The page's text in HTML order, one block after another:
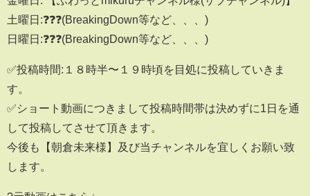
土曜日:❓❓❓(BreakingDown等など、、、)
日曜日:❓❓❓(BreakingDown等など、、、)
✅投稿時間:１８時半〜１９時頃を目処に投稿していきま
す。
✅ショート動画につきまして投稿時間帯は決めずに1日を通
して投稿してさせて頂きます。
今後も【朝倉未来様】及び当チャンネルを宜しくお願い致
します。